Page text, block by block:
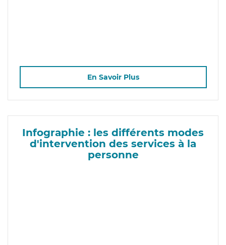
En Savoir Plus
Infographie : les différents modes
d'intervention des services à la
personne